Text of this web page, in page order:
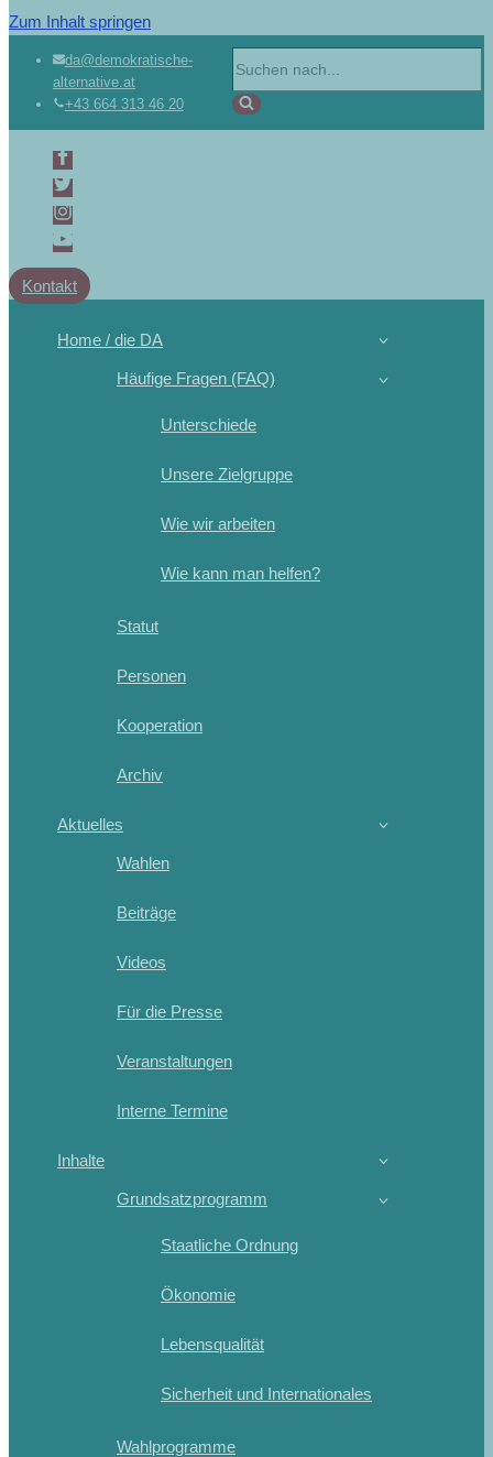
Zum Inhalt springen
da@demokratische-
alternative.at
+43 664 313 46 20
Kontakt
Home / die DA
Häufige Fragen (FAQ)
Unterschiede
Unsere Zielgruppe
Wie wir arbeiten
Wie kann man helfen?
Statut
Personen
Kooperation
Archiv
Aktuelles
Wahlen
Beiträge
Videos
Für die Presse
Veranstaltungen
Interne Termine
Inhalte
Grundsatzprogramm
Staatliche Ordnung
Ökonomie
Lebensqualität
Sicherheit und Internationales
Wahlprogramme